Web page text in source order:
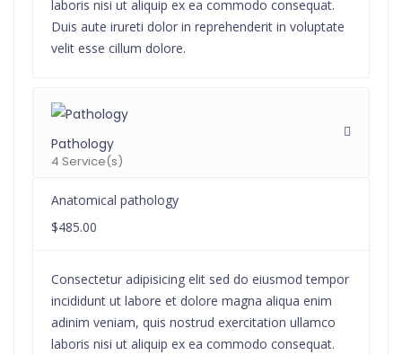
laboris nisi ut aliquip ex ea commodo consequat.
Duis aute irureti dolor in reprehenderit in voluptate
velit esse cillum dolore.
Pathology
4 Service(s)
Anatomical pathology
$485.00
Consectetur adipisicing elit sed do eiusmod tempor
incididunt ut labore et dolore magna aliqua enim
adinim veniam, quis nostrud exercitation ullamco
laboris nisi ut aliquip ex ea commodo consequat.